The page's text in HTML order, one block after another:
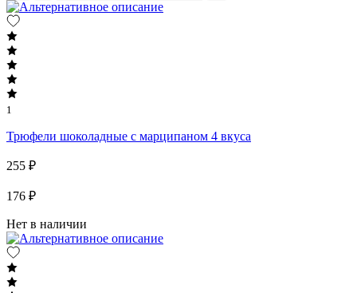
1
Трюфели шоколадные с марципаном 4 вкуса
255 ₽
176 ₽
Нет в наличии